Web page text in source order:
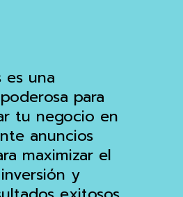
es una
para
tu negocio en
anuncios
maximizar el
y